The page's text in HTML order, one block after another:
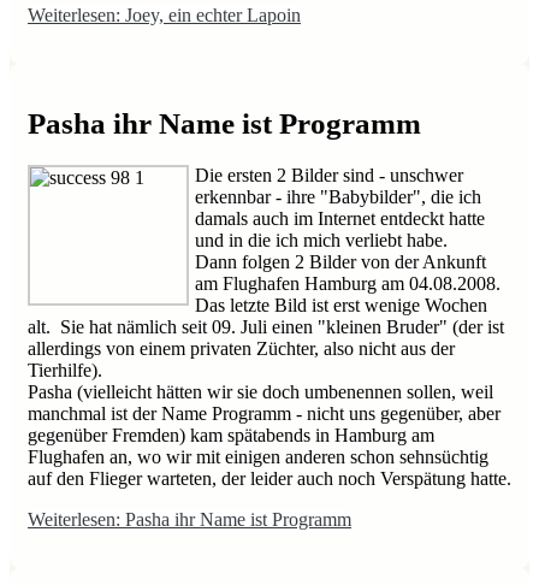
Weiterlesen: Joey, ein echter Lapoin
Pasha ihr Name ist Programm
Die ersten 2 Bilder sind - unschwer
erkennbar - ihre "Babybilder", die ich
damals auch im Internet entdeckt hatte
und in die ich mich verliebt habe.
Dann folgen 2 Bilder von der Ankunft
am Flughafen Hamburg am 04.08.2008.
Das letzte Bild ist erst wenige Wochen
alt. Sie hat nämlich seit 09. Juli einen "kleinen Bruder" (der ist
allerdings von einem privaten Züchter, also nicht aus der
Tierhilfe).
Pasha (vielleicht hätten wir sie doch umbenennen sollen, weil
manchmal ist der Name Programm - nicht uns gegenüber, aber
gegenüber Fremden) kam spätabends in Hamburg am
Flughafen an, wo wir mit einigen anderen schon sehnsüchtig
auf den Flieger warteten, der leider auch noch Verspätung hatte.
Weiterlesen: Pasha ihr Name ist Programm